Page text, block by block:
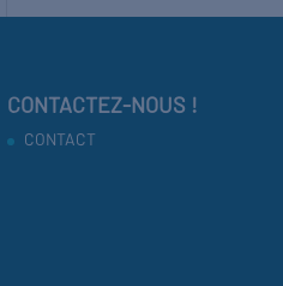
CONTACTEZ-NOUS !
CONTACT